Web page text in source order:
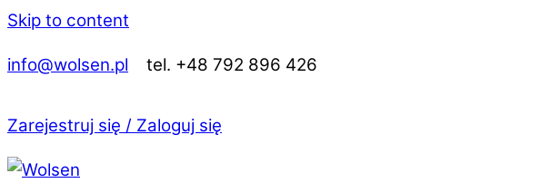
Skip to content
info@wolsen.pl tel. +48 792 896 426
Zarejestruj się / Zaloguj się